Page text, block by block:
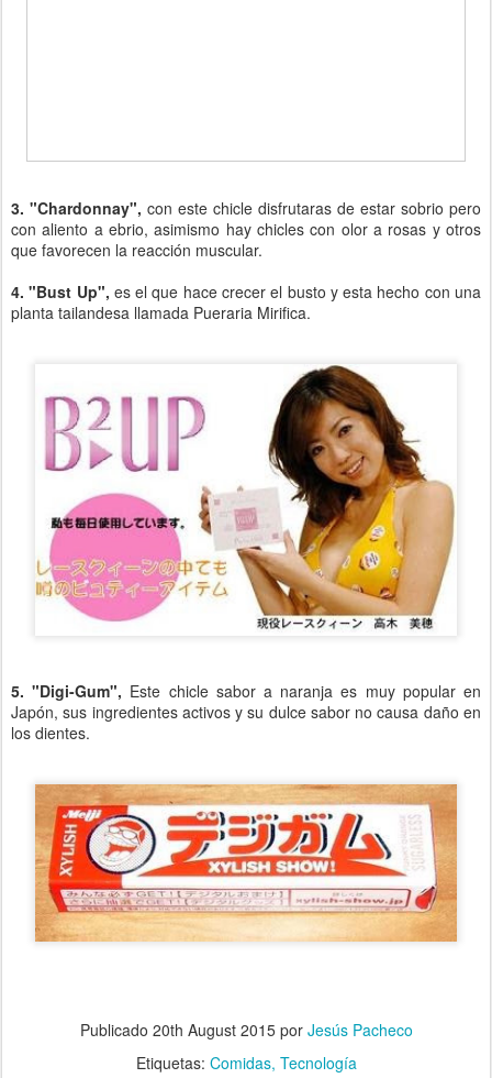
3. "Chardonnay", con este chicle disfrutaras de estar sobrio pero
con aliento a ebrio, asimismo hay chicles con olor a rosas y otros
que favorecen la reacción muscular.
4. "Bust Up", es el que hace crecer el busto y esta hecho con una
planta tailandesa llamada Pueraria Mirifica.
5. "Digi-Gum", Este chicle sabor a naranja es muy popular en
Japón, sus ingredientes activos y su dulce sabor no causa daño en
los dientes.
Publicado 20th August 2015por Jesús Pacheco
Etiquetas: Comidas Tecnología